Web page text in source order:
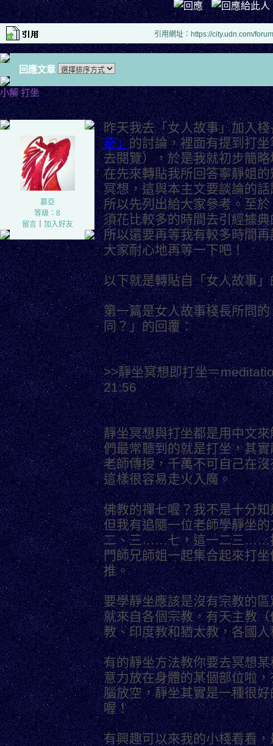
引用網址：https://city.udn.com/
回應文章
小解 打坐
慕亞
等級：8
留言｜ 加入好友
昨天我去「女人故事」加入
奇」的討論，裡面有提到打
去閱覽），於是我就初步簡
在先來轉貼我所回答寧靜姐
冥想，這與本主文要談論的
所以先列出給大家參考。至
須花比較多的時間去引經據
所以還要再等我有較多時間
大家耐心地再等一下吧！
以下就是轉貼自「女人故事
第一篇是女人故事棧長所問
同？」的回覆：
>>靜坐冥想即打坐＝
21:56
靜坐冥想與打坐都是用中文
們最常聽到的就是打坐，其
老師傳授，千萬不可自己在
這樣很容易走火入魔。
佛教的禪七喔？我不是十分
但我有追隨一位老師學靜坐
二、三……七，這一二三……
門師兄師姐一起集合起來打
推。
要學靜坐應該是沒有宗教的
就來自各個宗教，有天主教
教、印度教和猶太教，各國
有的靜坐方法教你要去冥想
意力放在身體的某個部位啦
腦放空，靜坐其實是一種很
喔！
有興趣可以來我的小棧看看